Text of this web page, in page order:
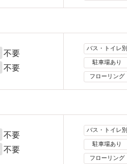
不要
不要
バス・トイレ別
駐車場あり
フローリング
不要
不要
バス・トイレ別
駐車場あり
フローリング